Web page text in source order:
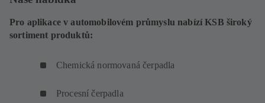
Pro aplikace v automobilovém průmyslu nabízí KSB široký
sortiment produktů:
Chemická normovaná čerpadla
Procesní čerpadla